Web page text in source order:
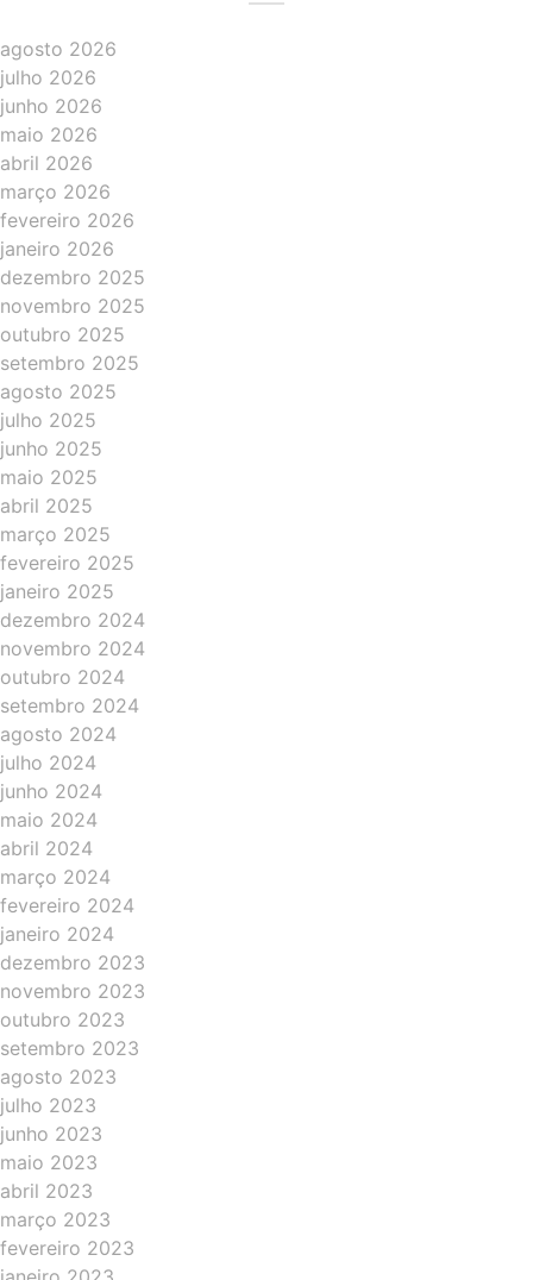
agosto 2026
julho 2026
junho 2026
maio 2026
abril 2026
março 2026
fevereiro 2026
janeiro 2026
dezembro 2025
novembro 2025
outubro 2025
setembro 2025
agosto 2025
julho 2025
junho 2025
maio 2025
abril 2025
março 2025
fevereiro 2025
janeiro 2025
dezembro 2024
novembro 2024
outubro 2024
setembro 2024
agosto 2024
julho 2024
junho 2024
maio 2024
abril 2024
março 2024
fevereiro 2024
janeiro 2024
dezembro 2023
novembro 2023
outubro 2023
setembro 2023
agosto 2023
julho 2023
junho 2023
maio 2023
abril 2023
março 2023
fevereiro 2023